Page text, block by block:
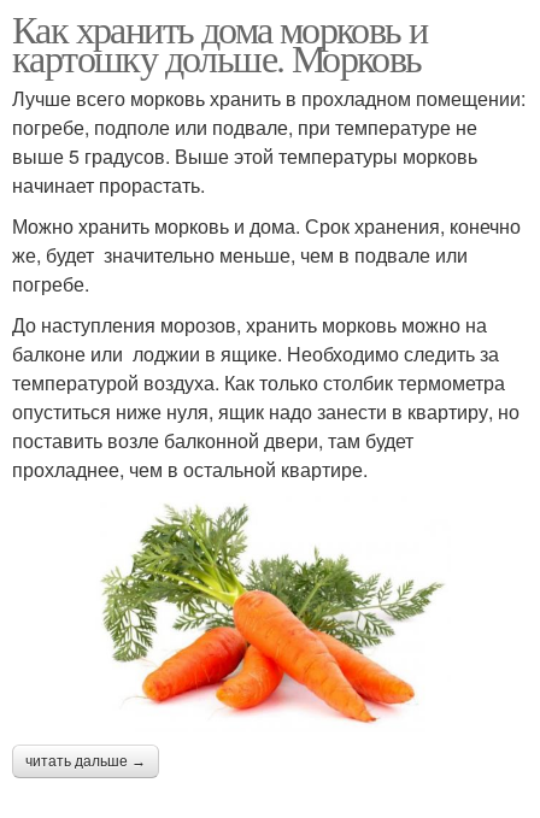
Как хранить дома морковь и
картошку дольше. Морковь
Лучше всего морковь хранить в прохладном помещении:
погребе, подполе или подвале, при температуре не
выше 5 градусов. Выше этой температуры морковь
начинает прорастать.
Можно хранить морковь и дома. Срок хранения, конечно
же, будет значительно меньше, чем в подвале или
погребе.
До наступления морозов, хранить морковь можно на
балконе или лоджии в ящике. Необходимо следить за
температурой воздуха. Как только столбик термометра
опуститься ниже нуля, ящик надо занести в квартиру, но
поставить возле балконной двери, там будет
прохладнее, чем в остальной квартире.
читать дальше →